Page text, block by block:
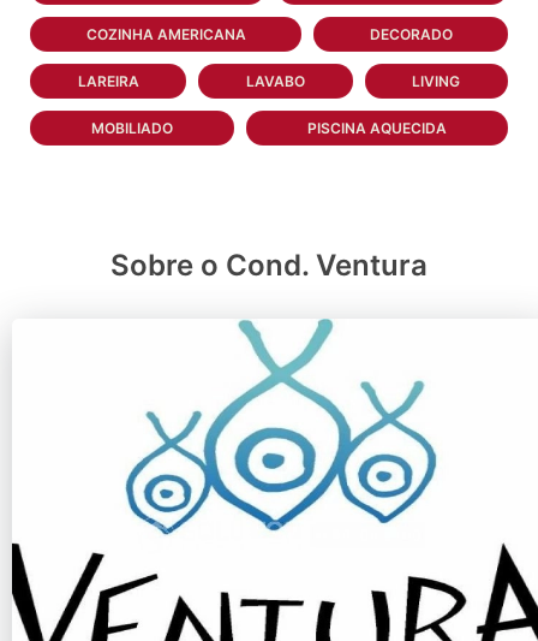
COZINHA AMERICANA DECORADO
LAREIRA LAVABO LIVING
MOBILIADO PISCINA AQUECIDA
Sobre o Cond. Ventura